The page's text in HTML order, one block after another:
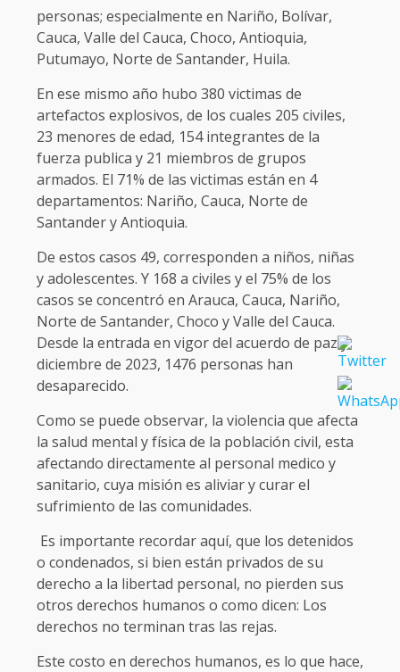
personas; especialmente en Nariño, Bolívar,
Cauca, Valle del Cauca, Choco, Antioquia,
Putumayo, Norte de Santander, Huila.
En ese mismo año hubo 380 victimas de
artefactos explosivos, de los cuales 205 civiles,
23 menores de edad, 154 integrantes de la
fuerza publica y 21 miembros de grupos
armados. El 71% de las victimas están en 4
departamentos: Nariño, Cauca, Norte de
Santander y Antioquia.
De estos casos 49, corresponden a niños, niñas
y adolescentes. Y 168 a civiles y el 75% de los
casos se concentró en Arauca, Cauca, Nariño,
Norte de Santander, Choco y Valle del Cauca.
Desde la entrada en vigor del acuerdo de paz y
diciembre de 2023, 1476 personas han
desaparecido.
Como se puede observar, la violencia que afecta
la salud mental y física de la población civil, esta
afectando directamente al personal medico y
sanitario, cuya misión es aliviar y curar el
sufrimiento de las comunidades.
Es importante recordar aquí, que los detenidos
o condenados, si bien están privados de su
derecho a la libertad personal, no pierden sus
otros derechos humanos o como dicen: Los
derechos no terminan tras las rejas.
Este costo en derechos humanos, es lo que hace,